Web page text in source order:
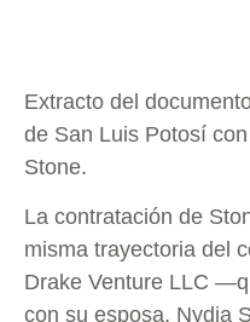
Extracto del
de San Luis Potosí
Stone.
La contratación de
misma trayectoria del
Drake Venture LLC
con su esposa, Nydia